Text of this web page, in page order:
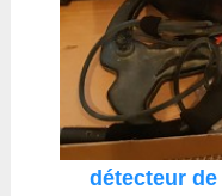
détecteur